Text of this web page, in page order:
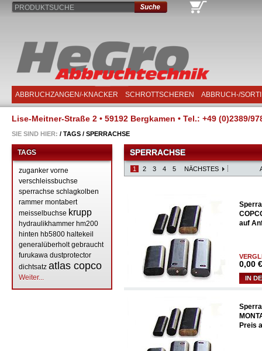
ABBRUCHZANGEN/-KNACKER SCHROTTSCHEREN ABBRUCH-/
PRODUKTSUCHE
Lise-Meitner-Straße 2 • 59192 Bergkamen • Tel.: +49 (0)2389/
SIE SIND HIER: / TAGS / SPERRACHSE
TAGS
zuganker vorne
verschleissbuchse
sperrachse schlagkolben
rammer montabert
meisselbuchse krupp
hydraulikhammer hm200
hinten hb5800 haltekeil
generalüberholt gebraucht
furukawa dustprotector
dichtsatz atlas copco
Weiter...
SPERRACHSE
1 2 3 4 5 NÄCHSTES
auf
0,00
IN
Preis